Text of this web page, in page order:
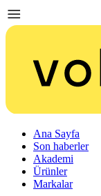
Ana Sayfa
Son haberler
Akademi
Ürünler
Markalar